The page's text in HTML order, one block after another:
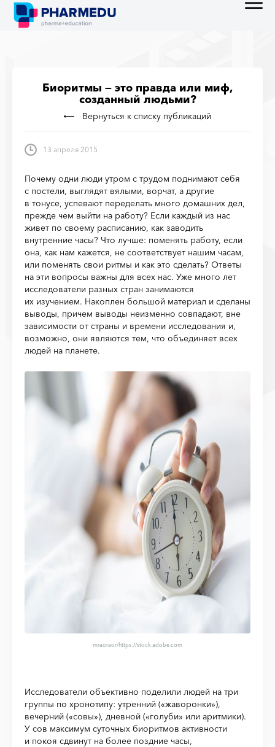
Биоритмы — это правда или миф,
созданный людьми?
Вернуться к списку публикаций
13 апреля 2015
Почему одни люди утром с трудом поднимают себя
с постели, выглядят вялыми, ворчат, а другие
в тонусе, успевают переделать много домашних дел,
прежде чем выйти на работу? Если каждый из нас
живет по своему расписанию, как заводить
внутренние часы? Что лучше: поменять работу, если
она, как нам кажется, не соответствует нашим часам,
или поменять свои ритмы и как это сделать? Ответы
на эти вопросы важны для всех нас. Уже много лет
исследователи разных стран занимаются
их изучением. Накоплен большой материал и сделаны
выводы, причем выводы неизменно совпадают, вне
зависимости от страны и времени исследования и,
возможно, они являются тем, что объединяет всех
людей на планете.
mraoraor/https://stock.adobe.com
Исследователи объективно поделили людей на три
группы по хронотипу: утренний («жаворонки»),
вечерний («совы»), дневной («голуби» или аритмики).
У сов максимум суточных биоритмов активности
и покоя сдвинут на более поздние часы,